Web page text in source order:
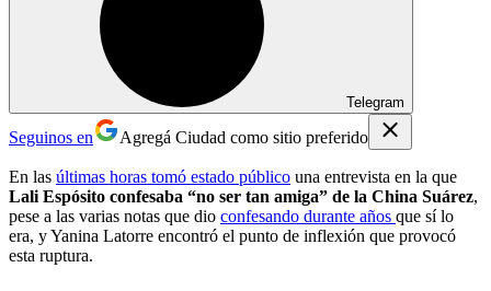
Telegram
Seguinos en Agregá Ciudad como sitio preferido
En las últimas horas tomó estado público una entrevista en la que
Lali Espósito confesaba “no ser tan amiga” de la China Suárez,
pese a las varias notas que dio confesando durante años que sí lo
era, y Yanina Latorre encontró el punto de inflexión que provocó
esta ruptura.